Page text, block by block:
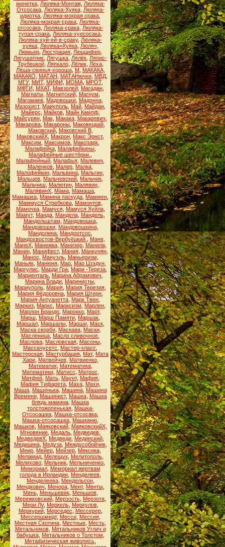
минетка, Люляка-Монтаж, Люляка-
Отсосака, Люляка-Хуяка, Люляка-
идиотка Люляка-мокрая срака
Люляка-мокрая-срака Люляка-
отсосака, Люляка-срака, Люляка-
тупая-срака Люляка-хуесосака
Люляка-хуй-ей-в-сраку, Люляка-
хуяка, Люляка=Хуяка, Люляч
Люмьер Люстрация Люццифер
Лягушатник Лягушка Лялёк Ляпис-
Трубецкой, Ляпкало, Лёлик, Лёха,
Лёша-свинья-хороша, М, МАКАКА,
МАКАКО
МАТАН МАТАНючки, МВД,
МГУ, МИТ, МИФИ МОМА, МРОТ,
МФТИ
МХАТ, Мавзолей, Магадан,
Магнаты, Магнитский, Магнум
Магомаев Мадовошки Мадонна
Мазохист, Маиуполь Май Майдан
Майерс
Майков, Майн Кампф,
Майсурян, Мак, Макака, Макаревич
Макарова Макароны Маковецкий
Маковский, Маковский В,
МаковскийХ Макрон Макс Эрнст,
Максим
Максимов Макспарк
Малафейка, Малафейкины,
Малафейные шестёрки.
Малафейный Малафья Малевич
Маленков Малер Малка
Малофейкин Мальвина Мальгин
Мальцев Мальчевский Мальчик
Мальчиш
Малютин, Малявин,
МалявинХ Мама Мамаша
Мамашка Мамина паскуда Маммен
Маммуся Стребкова, Мамонтов,
Мамочка, Мамуся, Мамуся Хуйла,
Мамут, Манда, Мандела, Мандель,
Мандельштам
Мандовошка,
Мандовошки, Мандовошкина,
Мандолина Мандоотсос
Мандохвостов-Вербуёцкий.
Мане,
МанеХ, Манежка, Манизер, Манила,
Манин, Манифест, Мания, Манкунян,
Манос
Мануэль, Маньеризм
Маньяк Манюня Мао Мао Цзэдун
Маргулис
Марди Гра Мари -Тереза
Мариенталь Марина Абрамович
Марина Влади Маринисты
Мариуполь Мария Мария Терезия
Мария Фёдоровна Мария Штерн
Мария-Антуанетта Марк Твен
Маркиз Маркс Марксизм Марлен
Марлон Брандо Марокко Март,
Марш
Марш Памяти Маршак
Маршал, Маршалы, Марши, Маск,
Маска скорби, Маскава, Маски,
Масленица Масло сливочное
Маслова, Масловская, Масоны,
Массачусетс
Мастер-класс
Мастерская Мастурбация Мат, Мата
Хари, Матвейчев, Матвиенко,
Математик, Математика,
Математики, Матисс Матрос
Матфей, Мать, Маунт, Мафия,
Мафия Тифарета, Маха, Махи,
Маша, Машенька, Машина, Машина
Времени, Машинист, Машка, Машка
блядь мамина Машка
толстожопенькая, Машка-
Отсосашка Машка-отсосака
Машка-отсосашка Машканю
Машков, Маяковский, МаяковскийХ,
Мгновение Медаль Медведев
МедведевХ Медведи Мединский
Медицина, Медуза, Междусобойчик,
Меир Мейер Мейзер Мексика
Меламид, Мелещук, Мелитополь,
Мелихово Мельник Мельниченко
Мемориал, Мемориал жертвам
голода в Ирландии Менделеев
Менделеева, Мендельсон,
Мендкович
Менора, Мент, Менты,
Мень, Меньшевик, Меньшов,
Мережковский, Мерзость, Мерзота,
Мери Лу, Меркель, Меркулов,
Меркурий, Мерседес Мессерер,
Мессершмидт, Месси, Мессия,
Местная Скотина Местные Месть
Метальников, Метальников Углич и
бабушка, Метальников о Толстом
Метафизическая живопись